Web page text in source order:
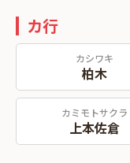
カ行
カシワキ
柏木
カミモトサクラ
上本佐倉